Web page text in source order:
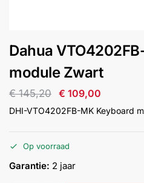
&
Intercom
Branddetectie
Merken
Dahua
module Zwart
€145,20 € 109,00
DHI-VTO4202FB-MK Keyboard
Op voorraad
Garantie: 2 jaar